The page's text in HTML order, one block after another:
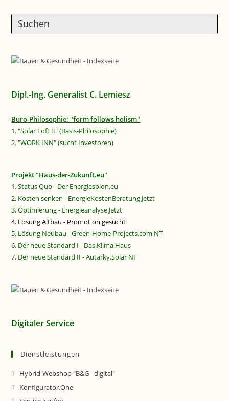
Dipl.-Ing. Generalist C. Lemiesz
Büro-Philosophie: "form follows holism"
1. "Solar Loft II" (Basis-Philosophie)
2. "WORK INN" (sucht Investoren)
Projekt "Haus-der-Zukunft.eu"
1. Status Quo - Der Energiespion.eu
2. Kosten senken - EnergieKostenBeratung.Jetzt
3. Optimierung - Energieanalyse.Jetzt
4. Lösung Altbau - Promotion gesucht
5. Lösung Neubau - Green-Home-Projects.com NT
6. Der neue Standard I - Das.Klima.Haus
7. Der neue Standard II - Autarky.Solar NF
Digitaler Service
Dienstleistungen
Hybrid-Webshop "B&G - digital"
Konfigurator.One